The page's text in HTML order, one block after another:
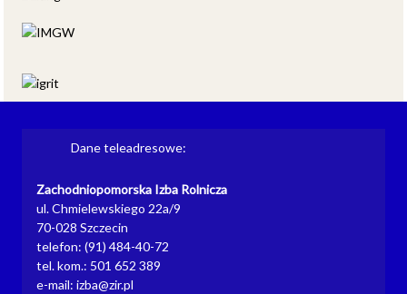
Dane teleadresowe:
Zachodniopomorska Izba Rolnicza
ul. Chmielewskiego 22a/9
70-028 Szczecin
telefon: (91) 484-40-72
tel. kom.: 501 652 389
e-mail: izba@zir.pl